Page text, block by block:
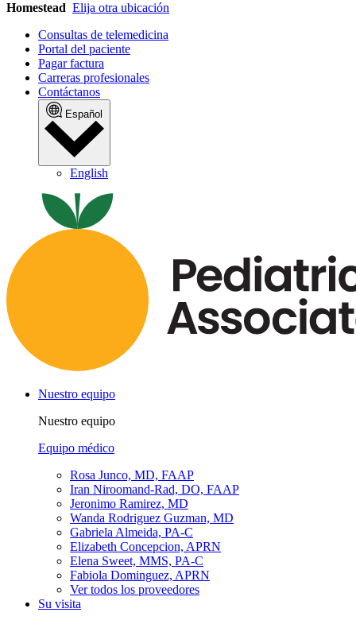
Homestead Elija otra ubicación
Consultas de telemedicina
Portal del paciente
Pagar factura
Carreras profesionales
Contáctanos
Español
English
Nuestro equipo
Nuestro equipo
Equipo médico
Rosa Junco, MD, FAAP
Iran Niroomand-Rad, DO, FAAP
Jeronimo Ramirez, MD
Wanda Rodriguez Guzman, MD
Gabriela Almeida, PA-C
Elizabeth Concepcion, APRN
Elena Sweet, MMS, PA-C
Fabiola Dominguez, APRN
Ver todos los proveedores
Su visita